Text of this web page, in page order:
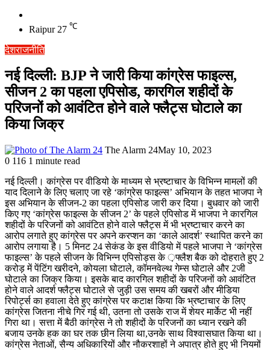
skin
Raipur 27 ℃
देशराजनीति
नई दिल्ली: BJP ने जारी किया कांग्रेस फाइल्स,
सीजन 2 का पहला एपिसोड, कारगिल शहीदों के
परिजनों को आवंटित होने वाले फ्लैट्स घोटाले का
किया जिक्र
The Alarm 24May 10, 2023
0 116 1 minute read
नई दिल्ली। कांग्रेस पर वीडियो के माध्यम से भ्रष्टाचार के विभिन्न मामलों की
याद दिलाने के लिए चलाए जा रहे ‘कांग्रेस फाइल्स’ अभियान के तहत भाजपा ने
इस अभियान के सीजन-2 का पहला एपिसोड जारी कर दिया। बुधवार को जारी
किए गए ‘कांग्रेस फाइल्स के सीजन 2’ के पहले एपिसोड में भाजपा ने कारगिल
शहीदों के परिजनों को आवंटित होने वाले फ्लैट्स में भी भ्रष्टाचार करने का
आरोप लगाते हुए कांग्रेस पर अपने करप्शन का ‘काले आदर्श’ स्थापित करने का
आरोप लगाया है। 5 मिनट 24 सेकंड के इस वीडियो में पहले भाजपा ने ‘कांग्रेस
फाइल्स’ के पहले सीजन के विभिन्न एपिसोड्स के ़फ्लैश बैक को दोहराते हुए 2
करोड़ में पेंटिंग खरीदने, कोयला घोटाले, कॉमनवेल्थ गेम्स घोटाले और 2जी
घोटाले का जिक्र किया। इसके बाद कारगिल शहीदों के परिजनों को आवंटित
होने वाले आदर्श फ्लैट्स घोटाले से जुड़ी उस समय की खबरों और मीडिया
रिपोर्ट्स का हवाला देते हुए कांग्रेस पर कटाक्ष किया कि भ्रष्टाचार के लिए
कांग्रेस जितना नीचे गिर गई थी, उतना तो उसके राज में शेयर मार्केट भी नहीं
गिरा था। सत्ता में बैठी कांग्रेस ने तो शहीदों के परिजनों का ध्यान रखने की
बजाय उनके हक का घर तक छीन लिया था,उनके साथ विश्वासघात किया था।
कांग्रेस नेताओं, सैन्य अधिकारियों और नौकरशाहों ने अपात्र होते हुए भी नियमों